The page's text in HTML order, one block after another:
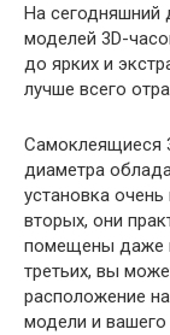
На сегодняшний
моделей 3D-
до ярких и
лучше всего
Самоклеящиеся
диаметра
установка
вторых, они
помещены даже
третьих, вы
расположение
модели и вашего